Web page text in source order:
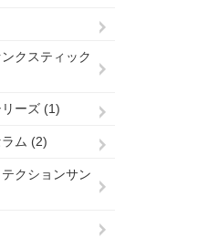
クスティック
ーズ (1)
ム (2)
クションサン